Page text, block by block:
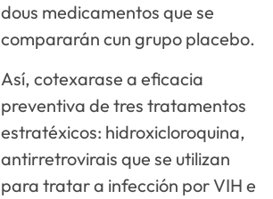
dous medicamentos que se
compararán cun grupo placebo.
Así, cotexarase a eficacia
preventiva de tres tratamentos
estratéxicos: hidroxicloroquina,
antirretrovirais que se utilizan
para tratar a infección por VIH e